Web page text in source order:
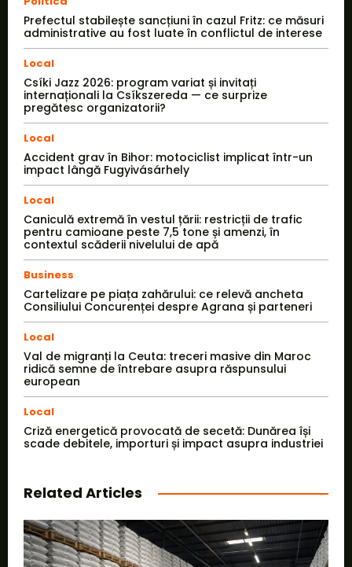
Prefectul stabilește sancțiuni în cazul Fritz: ce măsuri
administrative au fost luate în conflictul de interese
Local
Csíki Jazz 2026: program variat și invitați
internaționali la Csíkszereda — ce surprize
pregătesc organizatorii?
Local
Accident grav în Bihor: motociclist implicat într-un
impact lângă Fugyivásárhely
Local
Caniculă extremă în vestul țării: restricții de trafic
pentru camioane peste 7,5 tone și amenzi, în
contextul scăderii nivelului de apă
Business
Cartelizare pe piața zahărului: ce relevă ancheta
Consiliului Concurenței despre Agrana și parteneri
Local
Val de migranți la Ceuta: treceri masive din Maroc
ridică semne de întrebare asupra răspunsului
european
Local
Criză energetică provocată de secetă: Dunărea își
scade debitele, importuri și impact asupra industriei
Related Articles